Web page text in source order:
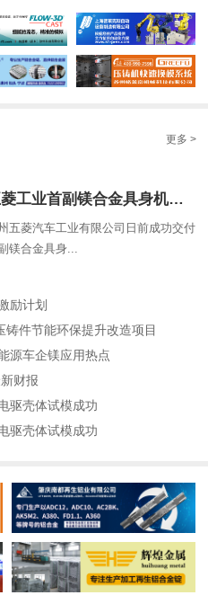
更多 >
​五菱工业首副镁合金具身机器人骨架成功交付
五菱汽车工业有限公司日前成功交付
镁合金具身...
励计划
件节能环保提升改造项目
源车企镁应用热点
财报
驱壳体试模成功
驱壳体试模成功